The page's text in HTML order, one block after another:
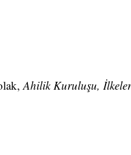
Ahilik Kuruluşu,